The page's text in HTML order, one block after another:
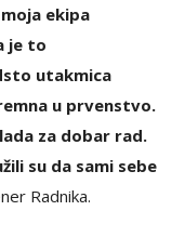
ekipa
je to
utakmica
u prvenstvo.
za dobar rad.
su da sami sebe
Radnika.